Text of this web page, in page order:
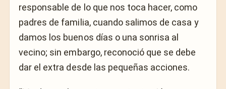
responsable de lo que nos toca hacer, como
padres de familia, cuando salimos de casa y
damos los buenos días o una sonrisa al
vecino; sin embargo, reconoció que se debe
dar el extra desde las pequeñas acciones.